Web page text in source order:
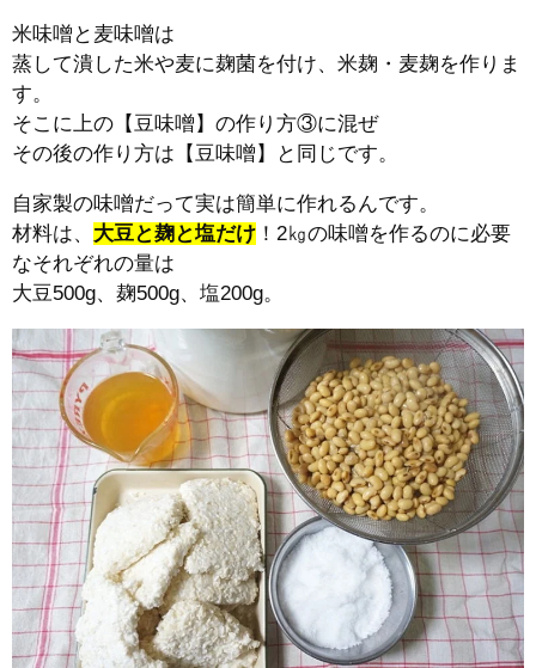
米味噌と麦味噌は
蒸して潰した米や麦に麹菌を付け、米麹・麦麹を作りま
す。
そこに上の【豆味噌】の作り方③に混ぜ
その後の作り方は【豆味噌】と同じです。
自家製の味噌だって実は簡単に作れるんです。
材料は、 大豆と麹と塩だけ ！2㎏の味噌を作るのに必要
なそれぞれの量は
大豆500g、麹500g、塩200g。